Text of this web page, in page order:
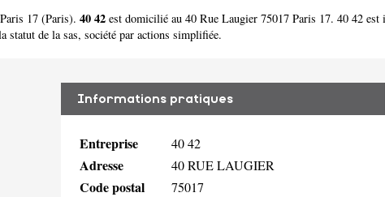
17 (Paris). 40 42 est domicilié au 40 Rue Laugier 75017 Paris 17. 40 42
statut de la sas, société par actions simplifiée.
Informations pratiques
Entreprise 40 42
Adresse 40 RUE LAUGIER
Code postal 75017